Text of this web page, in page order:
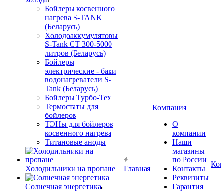
Бойлеры косвенного
нагрева S-TANK
(Беларусь)
Холодоаккумуляторы
S-Tank СТ 300-5000
литров (Беларусь)
Бойлеры
электрические - баки
водонагреватели S-
Tank (Беларусь)
Бойлеры Турбо-Тех
Термостаты для
бойлеров
ТЭНы для бойлеров
косвенного нагрева
Титановые аноды
Холодильники на пропане
Солнечная энергетика
Главная
Компания
О
компании
Наши
магазины
по России
Контакты
Реквизиты
Гарантия